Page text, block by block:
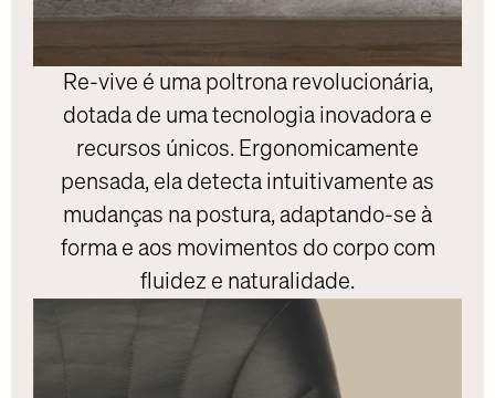
Re-vive é uma poltrona revolucionária,
dotada de uma tecnologia inovadora e
recursos únicos. Ergonomicamente
pensada, ela detecta intuitivamente as
mudanças na postura, adaptando-se à
forma e aos movimentos do corpo com
fluidez e naturalidade.